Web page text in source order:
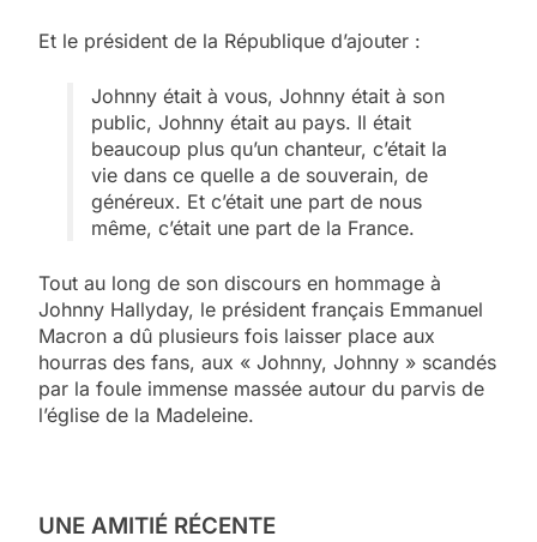
Et le président de la République d’ajouter :
Johnny était à vous, Johnny était à son
public, Johnny était au pays. Il était
beaucoup plus qu’un chanteur, c’était la
vie dans ce quelle a de souverain, de
généreux. Et c’était une part de nous
même, c’était une part de la France.
Tout au long de son discours en hommage à
Johnny Hallyday, le président français Emmanuel
Macron a dû plusieurs fois laisser place aux
hourras des fans, aux « Johnny, Johnny » scandés
par la foule immense massée autour du parvis de
l’église de la Madeleine.
UNE AMITIÉ RÉCENTE